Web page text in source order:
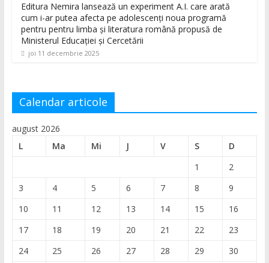
Editura Nemira lansează un experiment A.I. care arată
cum i-ar putea afecta pe adolescenți noua programă
pentru pentru limba și literatura română propusă de
Ministerul Educației și Cercetării
joi 11 decembrie 2025
Calendar articole
august 2026
L
Ma Mi J V S
D
1
2
3
4 5 6 7 8
9
10
11 12 13 14 15
16
17
18 19 20 21 22
23
24
25 26 27 28 29
30